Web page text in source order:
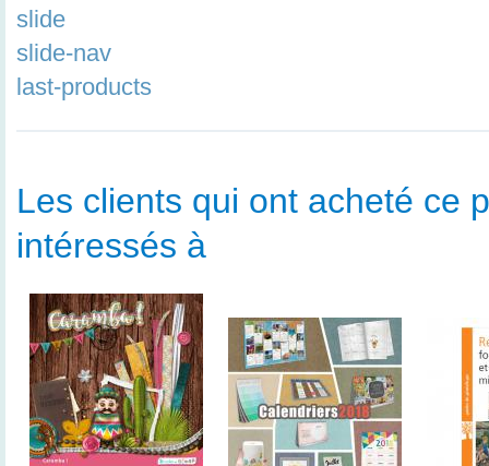
slide
slide-nav
last-products
Les clients qui ont acheté ce
intéressés à